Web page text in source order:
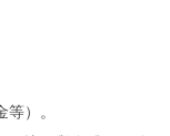
）。